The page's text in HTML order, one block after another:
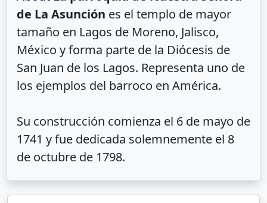
de La Asunción es el templo de mayor
tamaño en Lagos de Moreno, Jalisco,
México y forma parte de la Diócesis de
San Juan de los Lagos. Representa uno de
los ejemplos del barroco en América.
Su construcción comienza el 6 de mayo de
1741 y fue dedicada solemnemente el 8
de octubre de 1798.